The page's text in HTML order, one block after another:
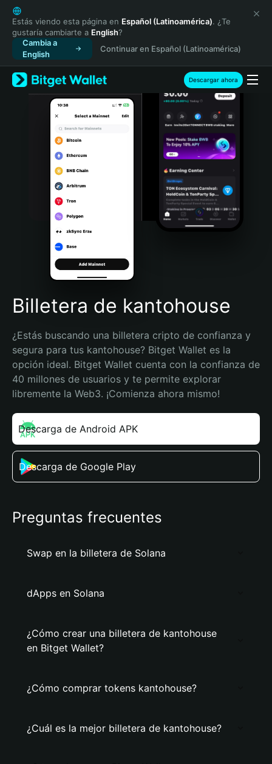
English
日本語
Tiếng Việt
Русский
Español (Latinoamérica)
Türkçe
Italiano
Português (Portugal)
Bahasa Indonesia
Português (Brasil)
Español (Argentina)
Estás viendo esta página en Español (Latinoamérica). ¿Te
gustaría cambiarte a English?
Cambia a
English
Continuar en Español (Latinoamérica)
Descargar ahora
Billetera de kantohouse
¿Estás buscando una billetera cripto de confianza y
segura para tus kantohouse? Bitget Wallet es la
opción ideal. Bitget Wallet cuenta con la confianza de
40 millones de usuarios y te permite explorar
libremente la Web3. ¡Comienza ahora mismo!
Descarga de Android APK
Descarga de Google Play
Preguntas frecuentes
Swap en la billetera de Solana
dApps en Solana
¿Cómo crear una billetera de kantohouse
en Bitget Wallet?
¿Cómo comprar tokens kantohouse?
¿Cuál es la mejor billetera de kantohouse?